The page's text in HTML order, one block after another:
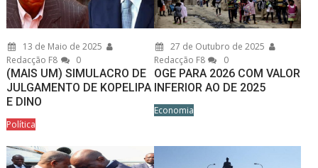
13 de Maio de 2025
Redacção F8
0
(MAIS UM) SIMULACRO DE
JULGAMENTO DE KOPELIPA
E DINO
Política
27 de Outubro de 2025
Redacção F8
0
OGE PARA 2026 COM VALOR
INFERIOR AO DE 2025
Economia